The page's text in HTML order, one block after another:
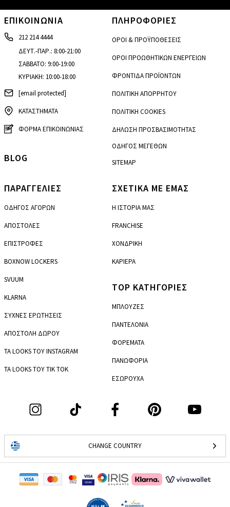
ΕΠΙΚΟΙΝΩΝΙΑ
212 214 4444
ΔΕΥΤ.-ΠΑΡ.: 8:00-21:00
ΣΑΒΒΑΤΟ: 9:00-19:00
ΚΥΡΙΑΚΗ: 10:00-18:00
[email protected]
ΚΑΤΑΣΤΗΜΑΤΑ
ΦΟΡΜΑ ΕΠΙΚΟΙΝΩΝΙΑΣ
ΠΑΡΑΓΓΕΛΙΕΣ
ΟΔΗΓΟΣ ΑΓΟΡΩΝ
ΑΠΟΣΤΟΛΕΣ
ΕΠΙΣΤΡΟΦΕΣ
BOXNOW LOCKERS
SVUUM
KLARNA
ΣΥΧΝΕΣ ΕΡΩΤΗΣΕΙΣ
ΑΠΟΣΤΟΛΗ ΔΩΡΟΥ
ΤΑ LOOKS ΤΟΥ INSTAGRAM
ΤΑ LOOKS ΤΟΥ TIK TOK
ΠΛΗΡΟΦΟΡΙΕΣ
ΟΡΟΙ & ΠΡΟΫΠΟΘΕΣΕΙΣ
ΟΡΟΙ ΠΡΟΩΘΗΤΙΚΩΝ ΕΝΕΡΓΕΙΩΝ
ΦΡΟΝΤΙΔΑ ΠΡΟΪΟΝΤΩΝ
ΠΟΛΙΤΙΚΗ ΑΠΟΡΡΗΤΟΥ
ΠΟΛΙΤΙΚΗ COOKIES
ΔΗΛΩΣΗ ΠΡΟΣΒΑΣΙΜΟΤΗΤΑΣ
ΟΔΗΓΟΣ ΜΕΓΕΘΩΝ
SITEMAP
ΣΧΕΤΙΚΑ ΜΕ ΕΜΑΣ
Η ΙΣΤΟΡΙΑ ΜΑΣ
FRANCHISE
ΧΟΝΔΡΙΚΗ
ΚΑΡΙΕΡΑ
CHANGE COUNTRY
TOP ΚΑΤΗΓΟΡΙΕΣ
ΜΠΛΟΥΖΕΣ
ΠΑΝΤΕΛΟΝΙΑ
ΦΟΡΕΜΑΤΑ
ΠΑΝΩΦΟΡΙΑ
ΕΣΩΡΟΥΧΑ
BLOG